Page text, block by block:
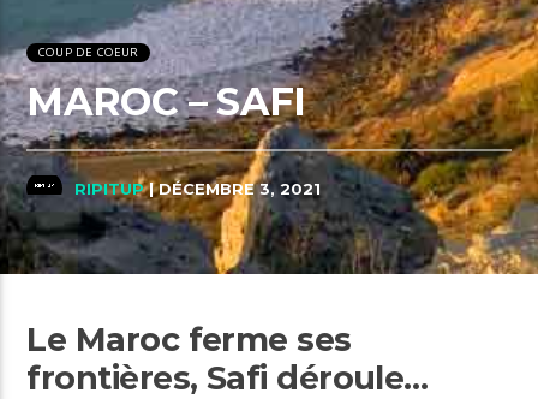
COUP DE COEUR
MAROC – SAFI
RIPITUP| DÉCEMBRE 3, 2021
Le Maroc ferme ses
frontières, Safi déroule…